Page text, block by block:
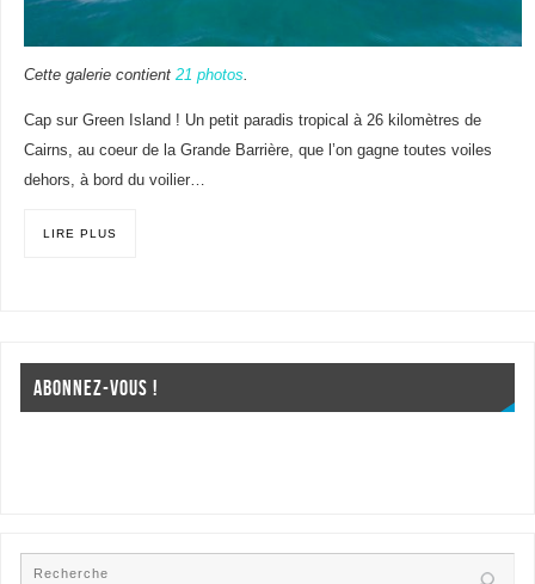
Cette galerie contient 21 photos
Cap sur Green Island ! Un petit paradis tropical à 26 kilomètres de
Cairns, au coeur de la Grande Barrière, que l’on gagne toutes voiles
dehors, à bord du voilier…
LIRE PLUS
ABONNEZ-VOUS !